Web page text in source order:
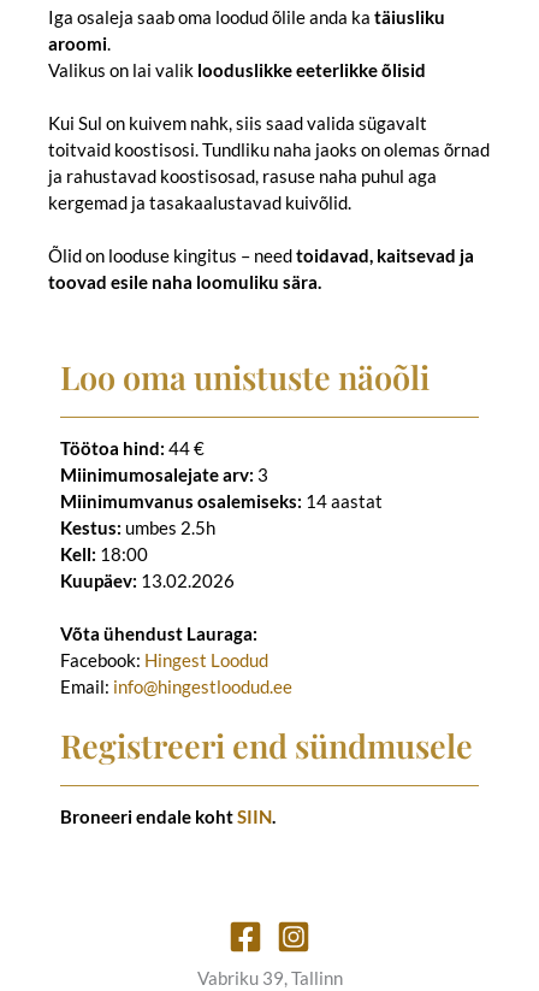
Iga osaleja saab oma loodud õlile anda ka täiusliku
aroomi.
Valikus on lai valik looduslikke eeterlikke õlisid
Kui Sul on kuivem nahk, siis saad valida sügavalt
toitvaid koostisosi. Tundliku naha jaoks on olemas õrnad
ja rahustavad koostisosad, rasuse naha puhul aga
kergemad ja tasakaalustavad kuivõlid.
Õlid on looduse kingitus – need toidavad, kaitsevad ja
toovad esile naha loomuliku sära.
Loo oma unistuste näoõli
Töötoa hind: 44 €
Miinimumosalejate arv: 3
Miinimumvanus osalemiseks: 14 aastat
Kestus: umbes 2.5h
Kell: 18:00
Kuupäev: 13.02.2026
Võta ühendust Lauraga:
Facebook: Hingest Loodud
Email: info@hingestloodud.ee
Registreeri end sündmusele
Broneeri endale kohtSIIN.
Vabriku 39, Tallinn